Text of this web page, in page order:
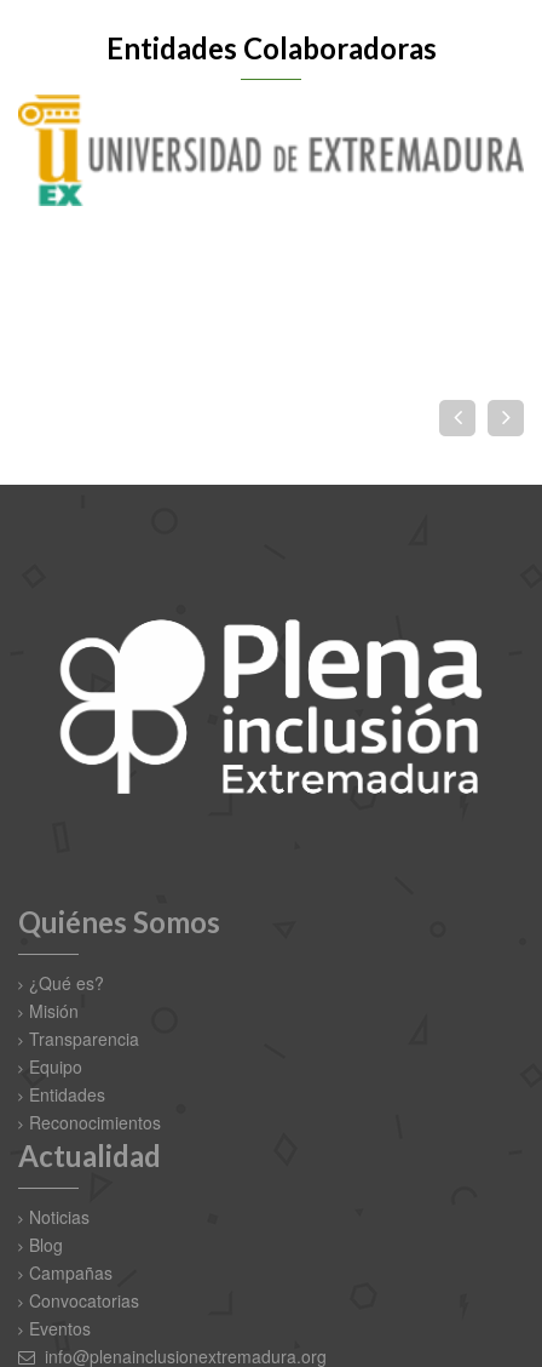
Entidades Colaboradoras
Quiénes Somos
¿Qué es?
Misión
Transparencia
Equipo
Entidades
Reconocimientos
Actualidad
Noticias
Blog
Campañas
Convocatorias
Eventos
info@plenainclusionextremadura.org